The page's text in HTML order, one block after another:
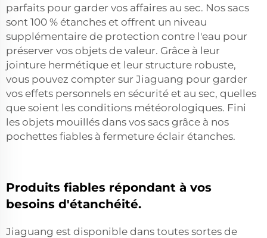
parfaits pour garder vos affaires au sec. Nos sacs
sont 100 % étanches et offrent un niveau
supplémentaire de protection contre l'eau pour
préserver vos objets de valeur. Grâce à leur
jointure hermétique et leur structure robuste,
vous pouvez compter sur Jiaguang pour garder
vos effets personnels en sécurité et au sec, quelles
que soient les conditions météorologiques. Fini
les objets mouillés dans vos sacs grâce à nos
pochettes fiables à fermeture éclair étanches.
Produits fiables répondant à vos
besoins d'étanchéité.
Jiaguang est disponible dans toutes sortes de